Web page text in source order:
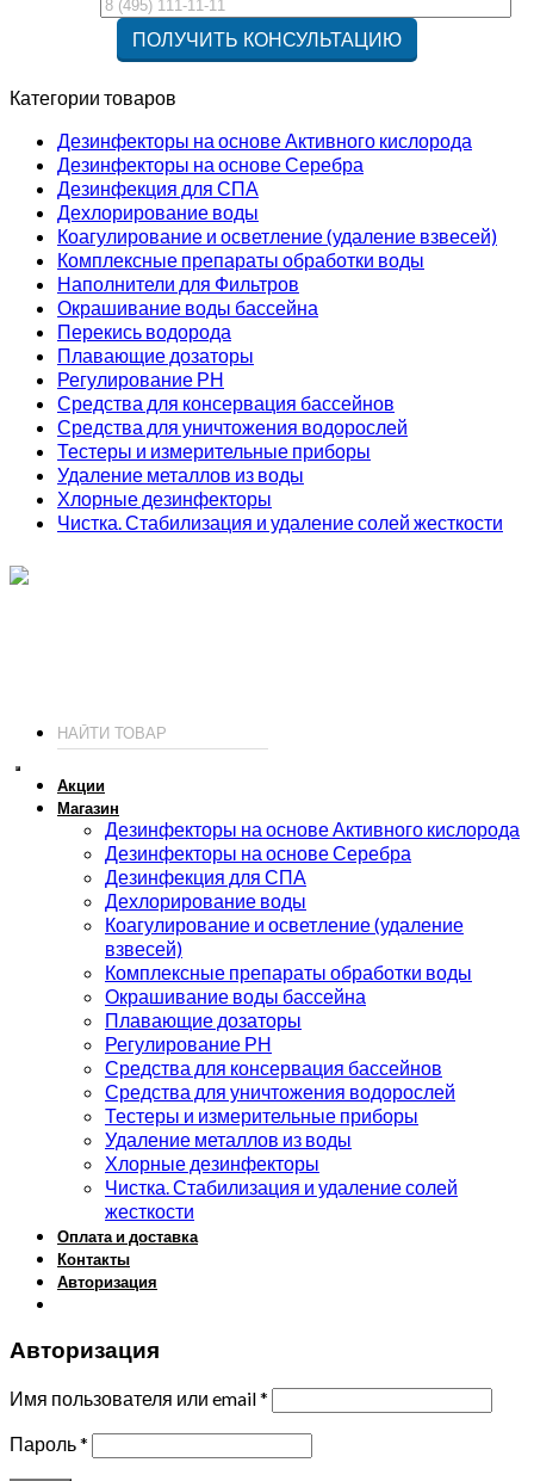
Категории товаров
Дезинфекторы на основе Активного кислорода
Дезинфекторы на основе Серебра
Дезинфекция для СПА
Дехлорирование воды
Коагулирование и осветление (удаление взвесей)
Комплексные препараты обработки воды
Наполнители для Фильтров
Окрашивание воды бассейна
Перекись водорода
Плавающие дозаторы
Регулирование РН
Средства для консервация бассейнов
Средства для уничтожения водорослей
Тестеры и измерительные приборы
Удаление металлов из воды
Хлорные дезинфекторы
Чистка. Стабилизация и удаление солей жесткости
Акции
Магазин
Дезинфекторы на основе Активного кислорода
Дезинфекторы на основе Серебра
Дезинфекция для СПА
Дехлорирование воды
Коагулирование и осветление (удаление
взвесей)
Комплексные препараты обработки воды
Окрашивание воды бассейна
Плавающие дозаторы
Регулирование РН
Средства для консервация бассейнов
Средства для уничтожения водорослей
Тестеры и измерительные приборы
Удаление металлов из воды
Хлорные дезинфекторы
Чистка. Стабилизация и удаление солей
жесткости
Оплата и доставка
Контакты
Авторизация
Авторизация
Имя пользователя или email*
Пароль*